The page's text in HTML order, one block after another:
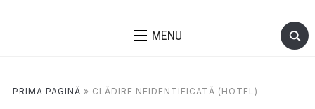
MENU
PRIMA PAGINĂ » CLĂDIRE NEIDENTIFICATĂ (HOTEL)